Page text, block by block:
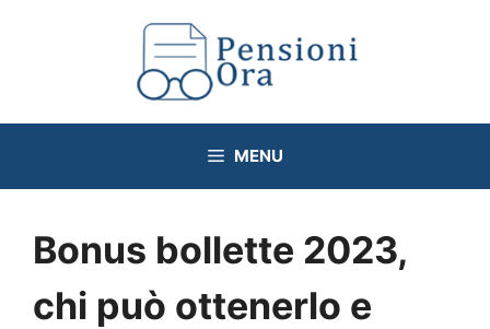
MENU
Bonus bollette 2023,
chi può ottenerlo e